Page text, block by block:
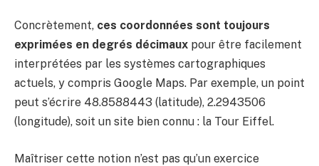
Concrètement, ces coordonnées sont toujours
exprimées en degrés décimaux pour être facilement
interprétées par les systèmes cartographiques
actuels, y compris Google Maps. Par exemple, un point
peut s’écrire 48.8588443 (latitude), 2.2943506
(longitude), soit un site bien connu : la Tour Eiffel.
Maîtriser cette notion n’est pas qu’un exercice